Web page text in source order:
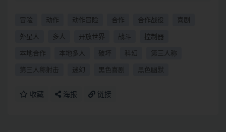
冒险 动作 动作冒险 合作 合作战役 喜剧
外星人 多人 开放世界 战斗 控制器
本地合作 本地多人 破坏 科幻 第三人称
第三人称射击 迷幻 黑色喜剧 黑色幽默
收藏 海报 链接